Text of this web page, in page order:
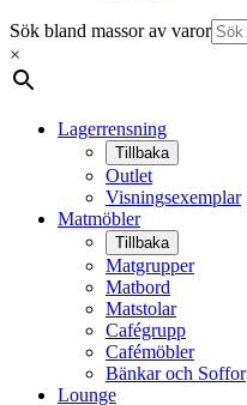
Sök bland massor av varor
×
Lagerrensning
Tillbaka
Outlet
Visningsexemplar
Matmöbler
Tillbaka
Matgrupper
Matbord
Matstolar
Cafégrupp
Cafémöbler
Bänkar och Soffor
Lounge